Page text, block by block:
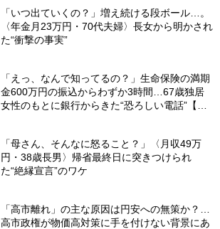
「いつ出ていくの？」増え続ける段ボール…。
〈年金月23万円・70代夫婦〉長女から明かされ
た“衝撃の事実”
「えっ、なんで知ってるの？」生命保険の満期
金600万円の振込からわずか3時間…67歳独居
女性のもとに銀行からきた“恐ろしい電話”【FP
「母さん、そんなに怒ること？」〈月収49万
円・38歳長男〉帰省最終日に突きつけられ
た“絶縁宣言”のワケ
「高市離れ」の主な原因は円安への無策か？…
高市政権が物価高対策に手を付けない背景にあ